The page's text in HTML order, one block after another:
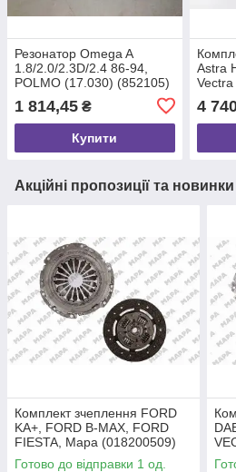
Резонатор Omega A
1.8/2.0/2.3D/2.4 86-94,
POLMO (17.030) (852105)
1 814,45 ₴
Купити
Astra
Vectra
4
Акційні пропозиції та новинки
Комплект зчеплення FORD
KA+, FORD B-MAX, FORD
FIESTA, Mapa (018200509)
Готово до відправки 1 од.